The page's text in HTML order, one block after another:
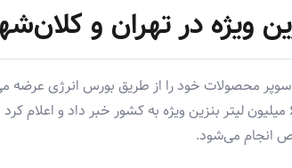
ویژه در تهران و
سوپر محصولات خود را از طریق بورس انرژی
پخش فرآورده‌های نفتی از ورود ۶.۵ میلیون لیتر بنزین ویژه به کشور خبر
انجام می‌شود.